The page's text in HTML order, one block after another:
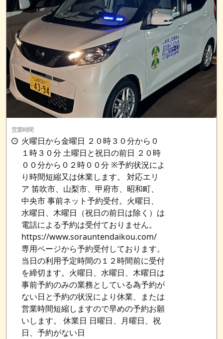
営業時間
火曜日から金曜日 ２０時３０分から０
１時３０分 土曜日と祝日の前日 ２０時
００分から０２時００分 ※予約状況によ
り時間短縮又は休業します。 対応エリ
ア 笛吹市、山梨市、甲府市、昭和町、
中央市 事前ネット予約受付。火曜日、
水曜日、木曜日（祝日の前日は除く）は
電話による予約は受付ておりません。
https://www.sorauntendaikou.com/
専用ページから予約受付しております。
当日の利用予定時間の１２時間前に受付
を締切ます。火曜日、水曜日、木曜日は
事前予約のみの業務としている為予約が
ない日と予約の状況により休業、または
営業時間短縮しますので早めの予約お願
いします。 休業日 日曜日、月曜日、祝
日、予約がない日